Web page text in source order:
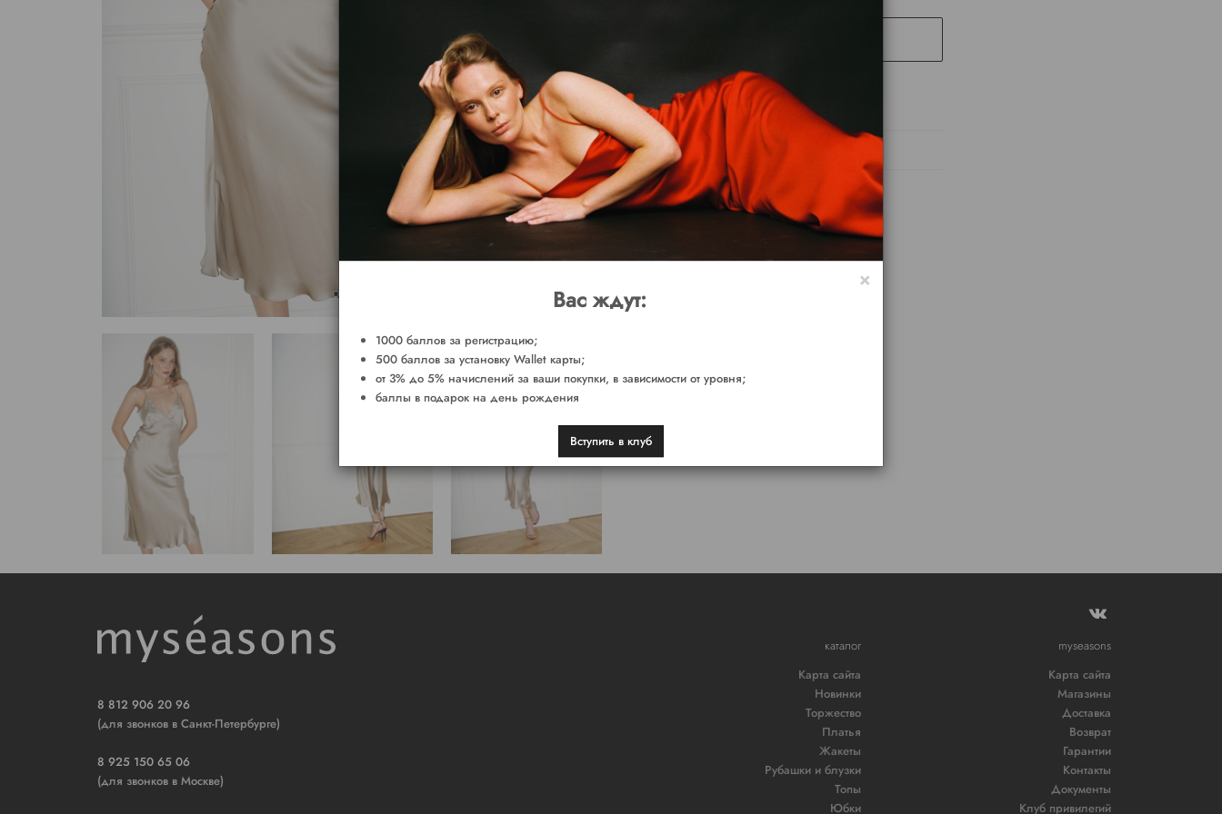
Доставка от 2-х рабочих дней
ОБМЕРЫ
СОСТАВ
Сделано в России
Арт. DRRML0020
8 812 906 20 96
(для звонков в Санкт-Петербурге)
8 925 150 65 06
(для звонков в Москве)
каталог
Карта сайта
Новинки
Торжество
Платья
Жакеты
Рубашки и блузки
Топы
Юбки
myseasons
Карта сайта
Магазины
Доставка
Возврат
Гарантии
Контакты
Документы
Клуб привилегий
×
Вас ждут:
1000 баллов за регистрацию;
500 баллов за установку Wallet карты;
от 3% до 5% начислений за ваши покупки, в зависимости от уровня;
баллы в подарок на день рождения
Вступить в клуб